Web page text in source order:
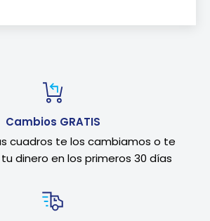
Cambios GRATIS
cuadros te los cambiamos o te
dinero en los primeros 30 días